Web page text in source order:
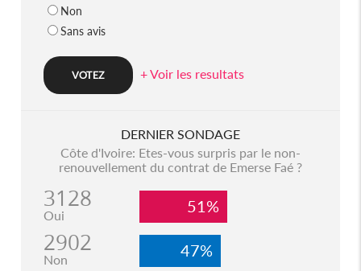
Non
Sans avis
+ Voir les resultats
DERNIER SONDAGE
Côte d'Ivoire: Etes-vous surpris par le non-
renouvellement du contrat de Emerse Faé ?
3128
Oui 51%
2902
Non 47%